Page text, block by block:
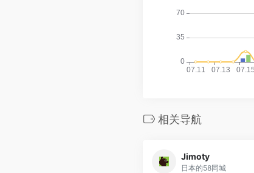
相关导航
Jimoty
日本的58同城